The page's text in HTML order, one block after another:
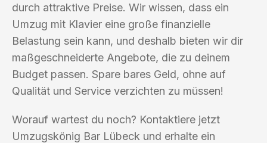
durch attraktive Preise. Wir wissen, dass ein
Umzug mit Klavier eine große finanzielle
Belastung sein kann, und deshalb bieten wir dir
maßgeschneiderte Angebote, die zu deinem
Budget passen. Spare bares Geld, ohne auf
Qualität und Service verzichten zu müssen!
Worauf wartest du noch? Kontaktiere jetzt
Umzugskönig Bar Lübeck und erhalte ein